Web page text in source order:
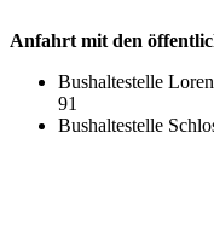
Anfahrt mit den
Bushaltestelle
91
Bushaltestelle